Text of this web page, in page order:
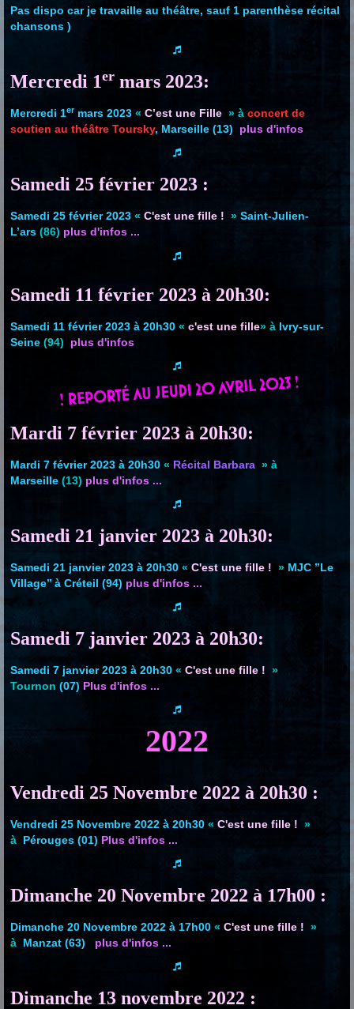
Pas dispo car je travaille au théâtre, sauf 1 parenthèse récital
chansons )
Mercredi 1er mars 2023:
Mercredi 1ermars 2023 « C’est une Fille » à concert de
soutien au théâtre Toursky, Marseille (13) plus d'infos
Samedi 25 février 2023 :
Samedi 25 février 2023 « C'est une fille ! » Saint-Julien-
L’ars (86) plus d'infos ...
Samedi 11 février 2023 à 20h30:
Samedi 11 février 2023 à 20h30 « c'est une fille» à Ivry-sur-
Seine (94) plus d'infos
Mardi 7 février 2023 à 20h30:
Mardi 7 février 2023 à 20h30 « Récital Barbara » à
Marseille (13) plus d'infos ...
Samedi 21 janvier 2023 à 20h30:
Samedi 21 janvier 2023 à 20h30« C'est une fille ! » MJC ’’Le
Village’’ à Créteil (94) plus d'infos ...
Samedi 7 janvier 2023 à 20h30:
Samedi 7 janvier 2023 à 20h30 « C'est une fille ! »
Tournon (07) Plus d'infos ...
2022
Vendredi 25 Novembre 2022 à 20h30 :
Vendredi 25 Novembre 2022 à 20h30 « C'est une fille ! »
à Pérouges (01) Plus d'infos ...
Dimanche 20 Novembre 2022 à 17h00 :
Dimanche 20 Novembre 2022 à 17h00 « C'est une fille ! »
à Manzat (63) plus d'infos ...
Dimanche 13 novembre 2022 :